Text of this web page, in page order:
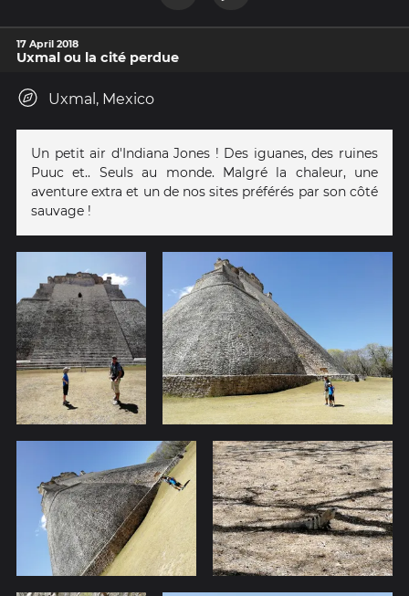
17 April 2018
Uxmal ou la cité perdue
Uxmal, Mexico
Un petit air d'Indiana Jones ! Des iguanes, des ruines
Puuc et.. Seuls au monde. Malgré la chaleur, une
aventure extra et un de nos sites préférés par son côté
sauvage !